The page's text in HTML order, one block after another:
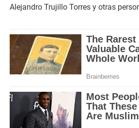
Alejandro Trujillo Torres y otras